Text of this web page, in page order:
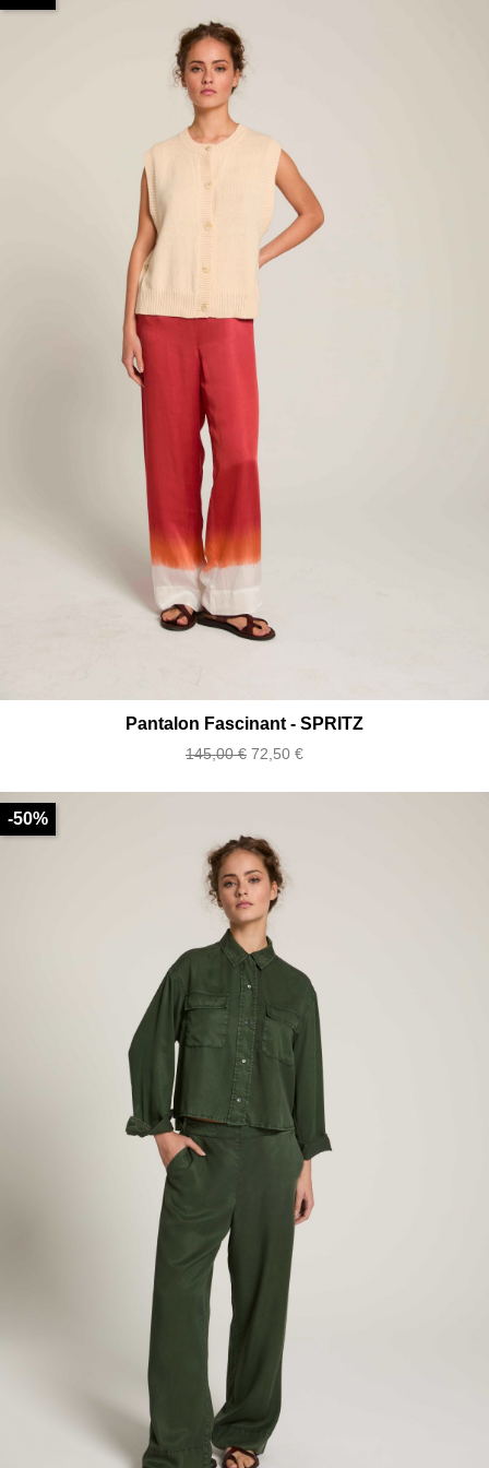
Pantalon Fascinant - SPRITZ
Prix
base
145,00 € Prix
72,50 €
-50%